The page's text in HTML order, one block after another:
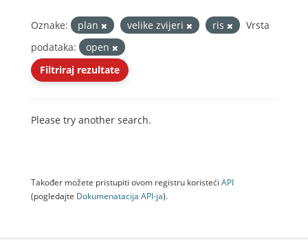
Oznake: plan velike zvijeri ris
Vrsta
podataka:
open
Filtriraj rezultate
Please try another search.
Također možete pristupiti ovom registru koristeći API
(pogledajte Dokumenаtаcijа API-jа).